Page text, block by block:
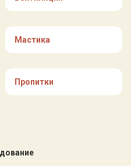
Мастика
Пропитки